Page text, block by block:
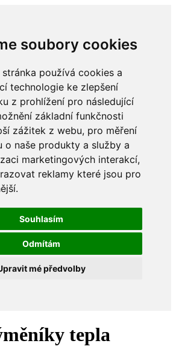
soubory cookies
používá cookies a
technologie ke zlepšení
z prohlížení pro následující
základní funkčnosti
zážitek z webu, pro měření
o naše produkty a služby a
marketingových interakcí,
reklamy které jsou pro
.
Souhlasím
Odmítám
mé předvolby
tepla